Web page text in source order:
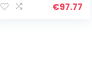
Tarp & Tree
€97.77